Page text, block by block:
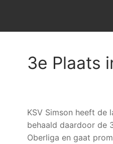
3e Plaats
KSV Simson heeft
behaald daardoor de
Oberliga en gaat